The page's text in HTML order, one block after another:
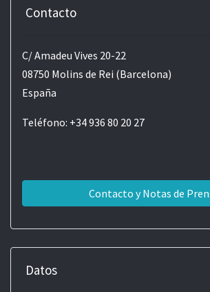
Contacto
C/ Amadeu Vives 20-22
08750 Molins de Rei (Barcelona)
España
Teléfono: +34 936 80 20 27
Contacto y Notas de
Datos